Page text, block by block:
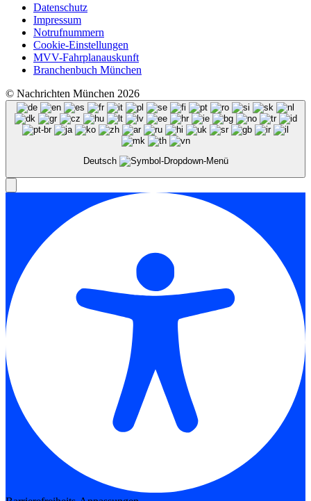
Datenschutz
Impressum
Notrufnummern
Cookie-Einstellungen
MVV-Fahrplanauskunft
Branchenbuch München
© Nachrichten München 2026
Deutsch